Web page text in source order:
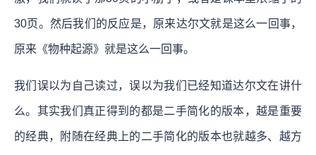
30页。然后我们的反应是，原来达尔文就是这么一回事，
原来《物种起源》就是这么一回事。
我们误以为自己读过，误以为我们已经知道达尔文在讲什
么。其实我们真正得到的都是二手简化的版本，越是重要
的经典，附随在经典上的二手简化的版本也就越多、越方